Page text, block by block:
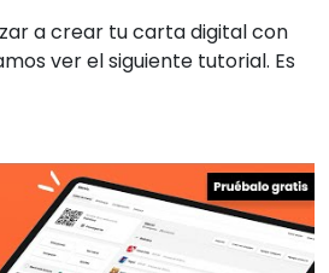
a crear tu carta digital con
ver el siguiente tutorial. Es